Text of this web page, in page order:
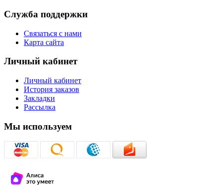
Служба поддержки
Связаться с нами
Карта сайта
Личный кабинет
Личный кабинет
История заказов
Закладки
Рассылка
Мы используем